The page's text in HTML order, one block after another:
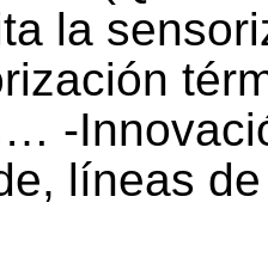
la
-
líneas